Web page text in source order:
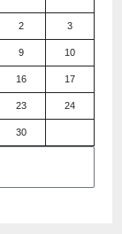
2 3
9 10
16 17
23 24
30